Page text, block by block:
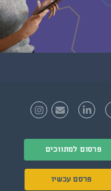
פרסום למתווכים
פרסם עכשיו